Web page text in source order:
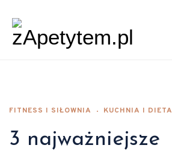
FITNESS I SIŁOWNIA KUCHNIA I DIETA
3 najważniejsze